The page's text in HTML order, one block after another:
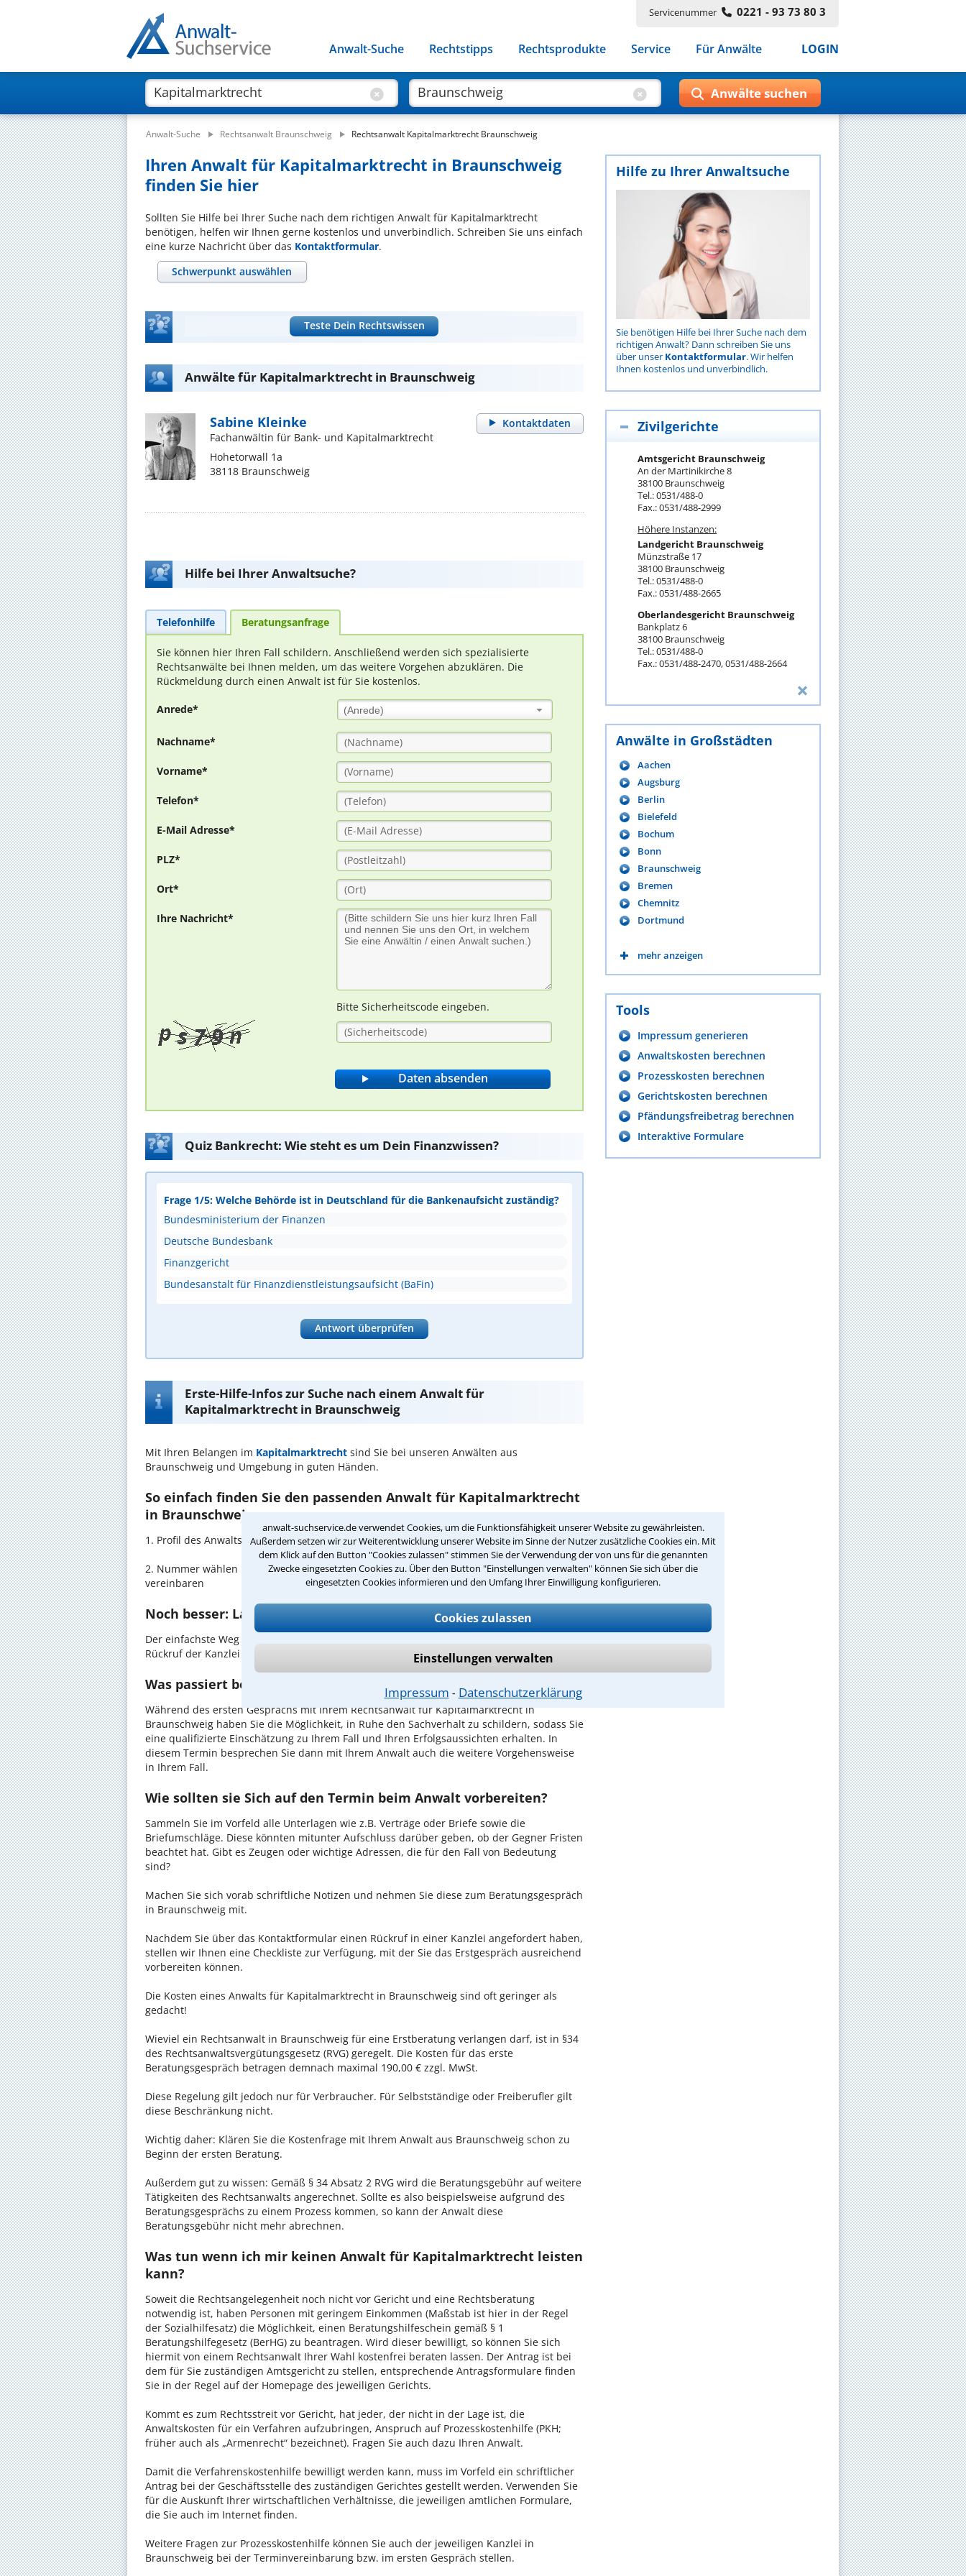
anwalt-suchservice.de verwendet Cookies, um die Funktionsfähigkeit unserer Website zu gewährleisten.
Außerdem setzen wir zur Weiterentwicklung unserer Website im Sinne der Nutzer zusätzliche Cookies ein. Mit
dem Klick auf den Button "Cookies zulassen" stimmen Sie der Verwendung der von uns für die genannten
Zwecke eingesetzten Cookies zu. Über den Button "Einstellungen verwalten" können Sie sich über die
eingesetzten Cookies informieren und den Umfang Ihrer Einwilligung konfigurieren.
Cookies zulassen
Einstellungen verwalten
Impressum ⁃ Datenschutzerklärung
Servicenummer 0221 - 93 73 80 3
Anwalt-Suche Rechtstipps Rechtsprodukte Service Für Anwälte LOGIN
Anwalt-Suche Rechtsanwalt Braunschweig Rechtsanwalt Kapitalmarktrecht Braunschweig
Ihren Anwalt für Kapitalmarktrecht in Braunschweig
finden Sie hier
Sollten Sie Hilfe bei Ihrer Suche nach dem richtigen Anwalt für Kapitalmarktrecht
benötigen, helfen wir Ihnen gerne kostenlos und unverbindlich. Schreiben Sie uns einfach
eine kurze Nachricht über das Kontaktformular.
Schwerpunkt auswählen
Teste Dein Rechtswissen
Anwälte für Kapitalmarktrecht in Braunschweig
Kontaktdaten
Sabine Kleinke
Fachanwältin für Bank- und Kapitalmarktrecht
Hohetorwall 1a
38118 Braunschweig
Hilfe bei Ihrer Anwaltsuche?
Telefonhilfe Beratungsanfrage
Sie können hier Ihren Fall schildern. Anschließend werden sich spezialisierte
Rechtsanwälte bei Ihnen melden, um das weitere Vorgehen abzuklären. Die
Rückmeldung durch einen Anwalt ist für Sie kostenlos.
Anrede* (Anrede)
Nachname*
Vorname*
Telefon*
E-Mail Adresse*
PLZ*
Ort*
Ihre Nachricht*
Bitte Sicherheitscode eingeben.
Quiz Bankrecht: Wie steht es um Dein Finanzwissen?
Frage 1/5: Welche Behörde ist in Deutschland für die Bankenaufsicht zuständig?
Bundesministerium der Finanzen
Deutsche Bundesbank
Finanzgericht
Bundesanstalt für Finanzdienstleistungsaufsicht (BaFin)
Antwort überprüfen
Erste-Hilfe-Infos zur Suche nach einem Anwalt für
Kapitalmarktrecht in Braunschweig
Mit Ihren Belangen im Kapitalmarktrecht sind Sie bei unseren Anwälten aus
Braunschweig und Umgebung in guten Händen.
So einfach finden Sie den passenden Anwalt für Kapitalmarktrecht
in Braunschweig:
1. Profil des Anwalts für Kapitalmarktrecht in Ihrer Umgebung auswählen
2. Nummer wählen und direkt mit der Kanzlei in Braunschweig einen Beratungstermin
vereinbaren
Noch besser: Lassen Sie sich zurückrufen
Der einfachste Weg zum Anwalt in Braunschweig ist es, über unser Kontaktformular einen
Rückruf der Kanzlei anzufordern - probieren Sie es gleich aus.
Was passiert beim anwaltlichen Erstgespräch in Braunschweig?
Während des ersten Gesprächs mit Ihrem Rechtsanwalt für Kapitalmarktrecht in
Braunschweig haben Sie die Möglichkeit, in Ruhe den Sachverhalt zu schildern, sodass Sie
eine qualifizierte Einschätzung zu Ihrem Fall und Ihren Erfolgsaussichten erhalten. In
diesem Termin besprechen Sie dann mit Ihrem Anwalt auch die weitere Vorgehensweise
in Ihrem Fall.
Wie sollten sie Sich auf den Termin beim Anwalt vorbereiten?
Sammeln Sie im Vorfeld alle Unterlagen wie z.B. Verträge oder Briefe sowie die
Briefumschläge. Diese könnten mitunter Aufschluss darüber geben, ob der Gegner Fristen
beachtet hat. Gibt es Zeugen oder wichtige Adressen, die für den Fall von Bedeutung
sind?
Machen Sie sich vorab schriftliche Notizen und nehmen Sie diese zum Beratungsgespräch
in Braunschweig mit.
Nachdem Sie über das Kontaktformular einen Rückruf in einer Kanzlei angefordert haben,
stellen wir Ihnen eine Checkliste zur Verfügung, mit der Sie das Erstgespräch ausreichend
vorbereiten können.
Die Kosten eines Anwalts für Kapitalmarktrecht in Braunschweig sind oft geringer als
gedacht!
Wieviel ein Rechtsanwalt in Braunschweig für eine Erstberatung verlangen darf, ist in §34
des Rechtsanwaltsvergütungsgesetz (RVG) geregelt. Die Kosten für das erste
Beratungsgespräch betragen demnach maximal 190,00 € zzgl. MwSt.
Diese Regelung gilt jedoch nur für Verbraucher. Für Selbstständige oder Freiberufler gilt
diese Beschränkung nicht.
Wichtig daher: Klären Sie die Kostenfrage mit Ihrem Anwalt aus Braunschweig schon zu
Beginn der ersten Beratung.
Außerdem gut zu wissen: Gemäß § 34 Absatz 2 RVG wird die Beratungsgebühr auf weitere
Tätigkeiten des Rechtsanwalts angerechnet. Sollte es also beispielsweise aufgrund des
Beratungsgesprächs zu einem Prozess kommen, so kann der Anwalt diese
Beratungsgebühr nicht mehr abrechnen.
Was tun wenn ich mir keinen Anwalt für Kapitalmarktrecht leisten
kann?
Soweit die Rechtsangelegenheit noch nicht vor Gericht und eine Rechtsberatung
notwendig ist, haben Personen mit geringem Einkommen (Maßstab ist hier in der Regel
der Sozialhilfesatz) die Möglichkeit, einen Beratungshilfeschein gemäß § 1
Beratungshilfegesetz (BerHG) zu beantragen. Wird dieser bewilligt, so können Sie sich
hiermit von einem Rechtsanwalt Ihrer Wahl kostenfrei beraten lassen. Der Antrag ist bei
dem für Sie zuständigen Amtsgericht zu stellen, entsprechende Antragsformulare finden
Sie in der Regel auf der Homepage des jeweiligen Gerichts.
Kommt es zum Rechtsstreit vor Gericht, hat jeder, der nicht in der Lage ist, die
Anwaltskosten für ein Verfahren aufzubringen, Anspruch auf Prozesskostenhilfe (PKH;
früher auch als „Armenrecht“ bezeichnet). Fragen Sie auch dazu Ihren Anwalt.
Damit die Verfahrenskostenhilfe bewilligt werden kann, muss im Vorfeld ein schriftlicher
Antrag bei der Geschäftsstelle des zuständigen Gerichtes gestellt werden. Verwenden Sie
für die Auskunft Ihrer wirtschaftlichen Verhältnisse, die jeweiligen amtlichen Formulare,
die Sie auch im Internet finden.
Weitere Fragen zur Prozesskostenhilfe können Sie auch der jeweiligen Kanzlei in
Braunschweig bei der Terminvereinbarung bzw. im ersten Gespräch stellen.
Hilfe zu Ihrer Anwaltsuche
Sie benötigen Hilfe bei Ihrer Suche nach dem
richtigen Anwalt? Dann schreiben Sie uns
über unser Kontaktformular. Wir helfen
Ihnen kostenlos und unverbindlich.
Zivilgerichte
Amtsgericht Braunschweig
An der Martinikirche 8
38100 Braunschweig
Tel.: 0531/488-0
Fax.: 0531/488-2999
Höhere Instanzen:
Landgericht Braunschweig
Münzstraße 17
38100 Braunschweig
Tel.: 0531/488-0
Fax.: 0531/488-2665
Oberlandesgericht Braunschweig
Bankplatz 6
38100 Braunschweig
Tel.: 0531/488-0
Fax.: 0531/488-2470, 0531/488-2664
Anwälte in Großstädten
Aachen
Augsburg
Berlin
Bielefeld
Bochum
Bonn
Braunschweig
Bremen
Chemnitz
Dortmund
mehr anzeigen
Tools
Impressum generieren
Anwaltskosten berechnen
Prozesskosten berechnen
Gerichtskosten berechnen
Pfändungsfreibetrag berechnen
Interaktive Formulare